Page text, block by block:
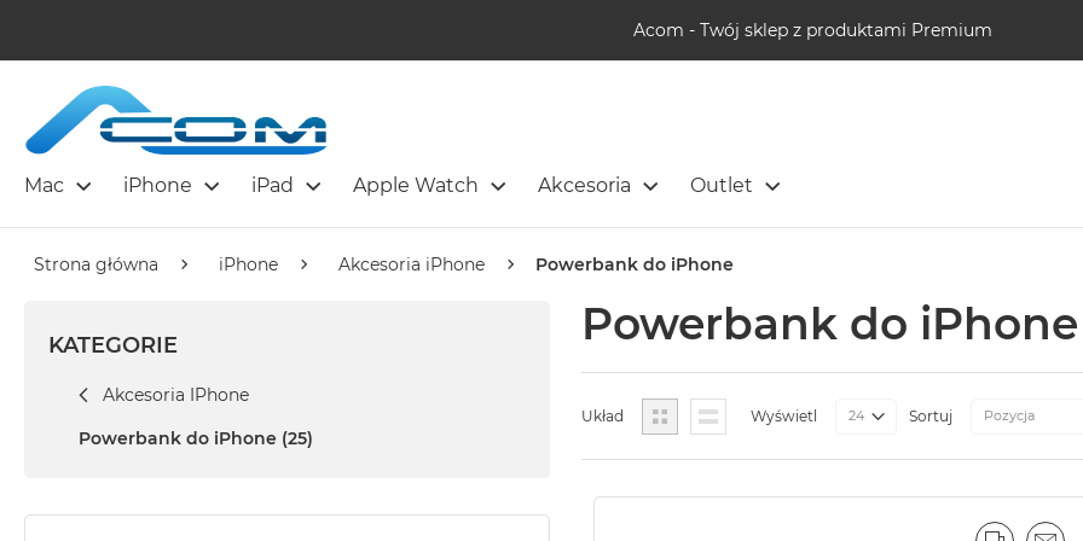
Acom - Twój sklep z produktami Premium
Mac iPhone iPad Apple Watch Akcesoria Outlet
Strona główna iPhone Akcesoria iPhone Powerbank do iPhone
Powerbank do iPhone
Układ SiatkaListaWyświetl Sortuj
KATEGORIE
Akcesoria IPhone
Powerbank do iPhone (25)